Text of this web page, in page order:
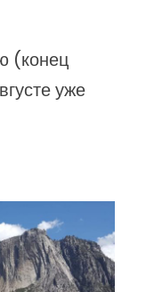
(конец
уже